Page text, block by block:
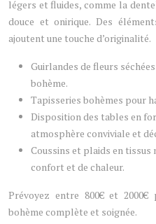
légers et fluides, comme la
douce et onirique. Des
ajoutent une touche d’originalité.
Guirlandes de fleurs
bohème.
Tapisseries bohèmes pour
Disposition des tables en
atmosphère conviviale et
Coussins et plaids en tissus
confort et de chaleur.
Prévoyez entre 800€ et
bohème complète et soignée.